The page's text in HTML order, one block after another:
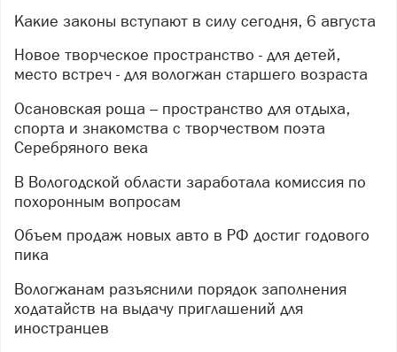
Какие законы вступают в силу сегодня, 6 августа
Новое творческое пространство - для детей,
место встреч - для вологжан старшего возраста
Осановская роща – пространство для отдыха,
спорта и знакомства с творчеством поэта
Серебряного века
В Вологодской области заработала комиссия по
похоронным вопросам
Объем продаж новых авто в РФ достиг годового
пика
Вологжанам разъяснили порядок заполнения
ходатайств на выдачу приглашений для
иностранцев